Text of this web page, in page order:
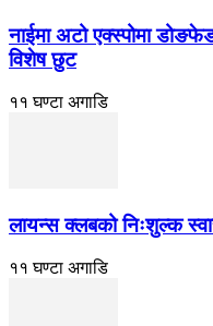
नाईमा अटो एक्स्पोमा
विशेष छुट
११ घण्टा अगाडि
लायन्स क्लबको निःशुल्क
११ घण्टा अगाडि